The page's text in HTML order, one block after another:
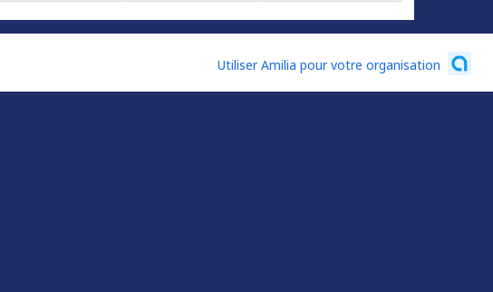
Utiliser Amilia pour votre organisation